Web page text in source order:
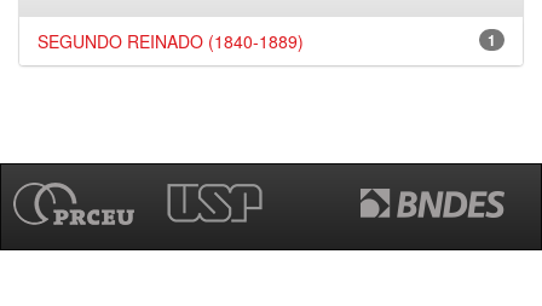
1
SEGUNDO REINADO (1840-1889)